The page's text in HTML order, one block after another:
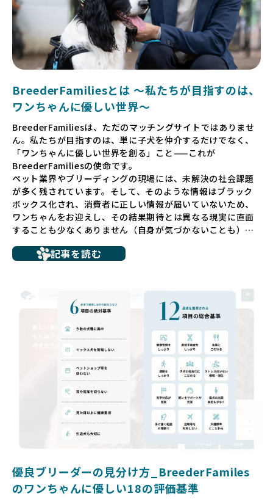
BreederFamiliesとは 〜私たちが目指すのは、
ワンちゃんに優しい世界〜
BreederFamiliesは、ただのマッチングサイトではありませ
ん。私たちが目指すのは、単に子犬を仲介するだけでなく、
「ワンちゃんに優しい世界を創る」こと——これが
BreederFamiliesの使命です。
ペット業界やブリーディングの現場には、未解決の社会課題
が多く残されています。そして、そのような情報はブラック
ボックス化され、消費者に正しい情報が届いていないため、
ワンちゃんをお迎えし、その結果期待とは異なる現実に直面
することも少なくありません（自身が気づかないことも）。
ち、健康面や社会性に問題を抱えていたり、またブリーダー
いるというケースもあります。こうした問題は、消費者にと
っても大きな負担であり、ワンちゃん自身にとっても非常に
だからこそ、私たちは正しい情報と安心して選べる場所を提
供すべきだと考えています。BreederFamiliesでは、ワンち
ゃんを家族のように愛する「優良ブリーダー」のみを独自の
厳しい基準で厳選し、その評価基準や評価結果をオープンに
しています。これにより、消費者の皆様が安心して子犬やブ
リーダーを選べる環境を整えています。
そして、消費者の皆様が正しい情報をもとに優良ブリーダー
を求めることで、ワンちゃんを家族のように愛する優良ブリ
ーダーが増え、営利優先の「悪徳ブリーダー」が自然と淘汰
される社会を目指しています。目の前の子犬だけでなく、親
ゃんに優しい世界を築いていきたいと考えています。
記事を読む
優良ブリーダーの見分け方_BreederFamiles
のワンちゃんに優しい18の評価基準